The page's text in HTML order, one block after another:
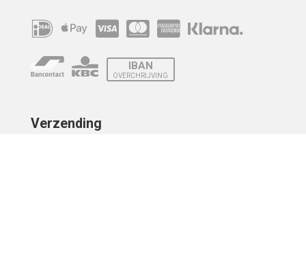
IBAN
OVERCHRIJVING
Verzending